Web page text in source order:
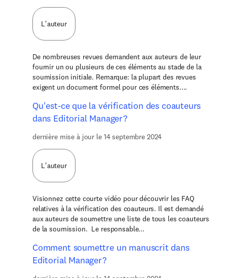
L'auteur
De nombreuses revues demandent aux auteurs de leur
fournir un ou plusieurs de ces éléments au stade de la
soumission initiale. Remarque: la plupart des revues
exigent un document formel pour ces éléments....
Qu'est-ce que la vérification des coauteurs
dans Editorial Manager?
dernière mise à jour le 14 septembre 2024
L'auteur
Visionnez cette courte vidéo pour découvrir les FAQ
relatives à la vérification des coauteurs. Il est demandé
aux auteurs de soumettre une liste de tous les coauteurs
de la soumission. Le responsable...
Comment soumettre un manuscrit dans
Editorial Manager?